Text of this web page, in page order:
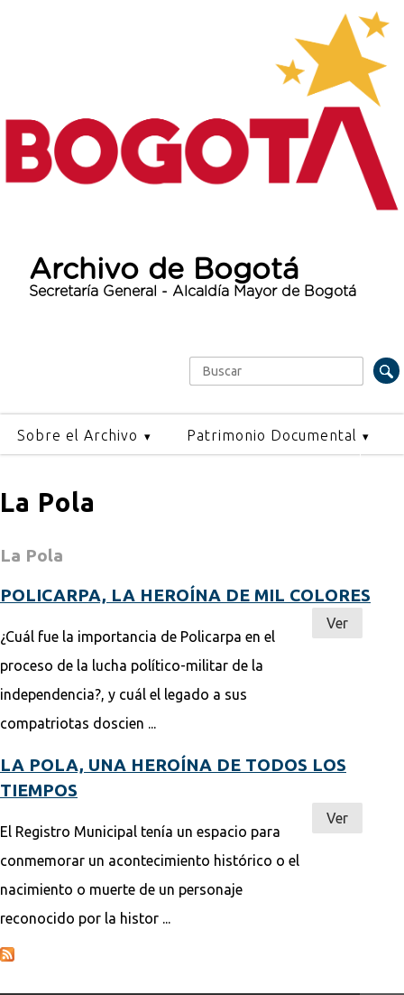
Archivo de Bogotá
Secretaría General - Alcaldía Mayor de Bogotá
Formulario de búsqueda
Buscar
Sobre el Archivo Patrimonio Documental
La Pola
La Pola
POLICARPA, LA HEROÍNA DE MIL COLORES
¿Cuál fue la importancia de Policarpa en el
proceso de la lucha político-militar de la
independencia?, y cuál el legado a sus
compatriotas doscien ...
Ver
LA POLA, UNA HEROÍNA DE TODOS LOS
TIEMPOS
El Registro Municipal tenía un espacio para
conmemorar un acontecimiento histórico o el
nacimiento o muerte de un personaje
reconocido por la histor ...
Ver